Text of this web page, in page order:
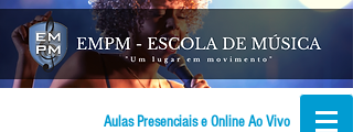
Aulas Presenciais e Online Ao Vivo